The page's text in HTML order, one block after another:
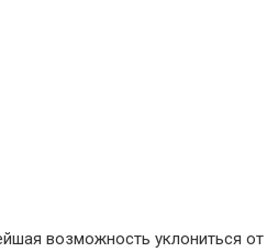
возможность уклониться от